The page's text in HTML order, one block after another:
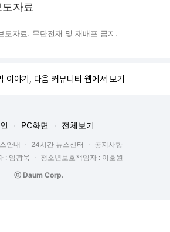
자료
자료. 무단전재 및 재배포 금지.
이야기, 다음 커뮤니티 웹에서 보기
PC화면 전체보기
안내 24시간 뉴스센터
공지사항
: 임광욱
청소년보호책임자 : 이호원
ⓒ Daum Corp.